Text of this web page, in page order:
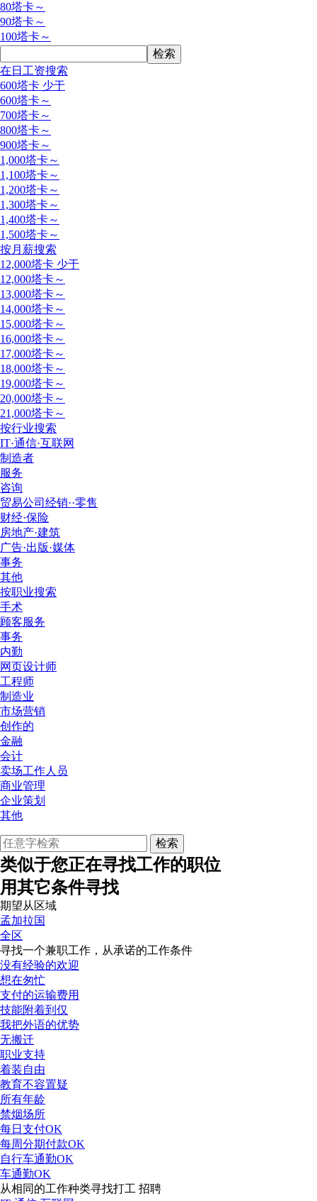
80塔卡～
90塔卡～
100塔卡～
在日工资搜索
600塔卡 少于
600塔卡～
700塔卡～
800塔卡～
900塔卡～
1,000塔卡～
1,100塔卡～
1,200塔卡～
1,300塔卡～
1,400塔卡～
1,500塔卡～
按月薪搜索
12,000塔卡 少于
12,000塔卡～
13,000塔卡～
14,000塔卡～
15,000塔卡～
16,000塔卡～
17,000塔卡～
18,000塔卡～
19,000塔卡～
20,000塔卡～
21,000塔卡～
按行业搜索
IT·通信·互联网
制造者
服务
咨询
贸易公司经销··零售
财经·保险
房地产·建筑
广告·出版·媒体
事务
其他
按职业搜索
手术
顾客服务
事务
内勤
网页设计师
工程师
制造业
市场营销
创作的
金融
会计
卖场工作人员
商业管理
企业策划
其他
类似于您正在寻找工作的职位
用其它条件寻找
期望从区域
孟加拉国
全区
寻找一个兼职工作，从承诺的工作条件
没有经验的欢迎
想在匆忙
支付的运输费用
技能附着到仅
我把外语的优势
无搬迁
职业支持
着装自由
教育不容置疑
所有年龄
禁烟场所
每日支付OK
每周分期付款OK
自行车通勤OK
车通勤OK
从相同的工作种类寻找打工 招聘